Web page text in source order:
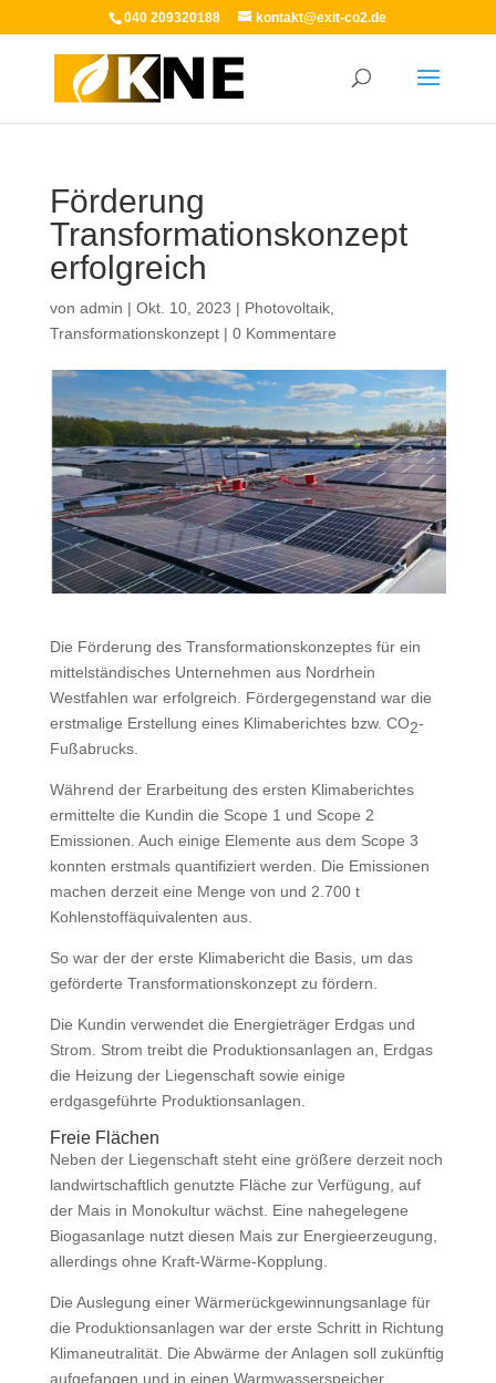
040 209320188 kontakt@exit-co2.de
Förderung
Transformationskonzept
erfolgreich
von admin | Okt. 10, 2023 | Photovoltaik,
Transformationskonzept| 0 Kommentare
Die Förderung des Transformationskonzeptes für ein
mittelständisches Unternehmen aus Nordrhein
Westfahlen war erfolgreich. Fördergegenstand war die
erstmalige Erstellung eines Klimaberichtes bzw. CO2-
Fußabrucks.
Während der Erarbeitung des ersten Klimaberichtes
ermittelte die Kundin die Scope 1 und Scope 2
Emissionen. Auch einige Elemente aus dem Scope 3
konnten erstmals quantifiziert werden. Die Emissionen
machen derzeit eine Menge von und 2.700 t
Kohlenstoffäquivalenten aus.
So war der der erste Klimabericht die Basis, um das
geförderte Transformationskonzept zu fördern.
Die Kundin verwendet die Energieträger Erdgas und
Strom. Strom treibt die Produktionsanlagen an, Erdgas
die Heizung der Liegenschaft sowie einige
erdgasgeführte Produktionsanlagen.
Freie Flächen
Neben der Liegenschaft steht eine größere derzeit noch
landwirtschaftlich genutzte Fläche zur Verfügung, auf
der Mais in Monokultur wächst. Eine nahegelegene
Biogasanlage nutzt diesen Mais zur Energieerzeugung,
allerdings ohne Kraft-Wärme-Kopplung.
Die Auslegung einer Wärmerückgewinnungsanlage für
die Produktionsanlagen war der erste Schritt in Richtung
Klimaneutralität. Die Abwärme der Anlagen soll zukünftig
aufgefangen und in einen Warmwasserspeicher